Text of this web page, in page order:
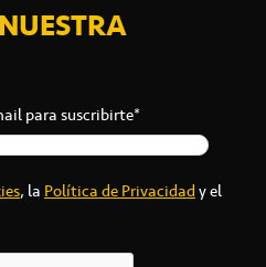
para suscribirte*
, laPolítica de Privacidady el